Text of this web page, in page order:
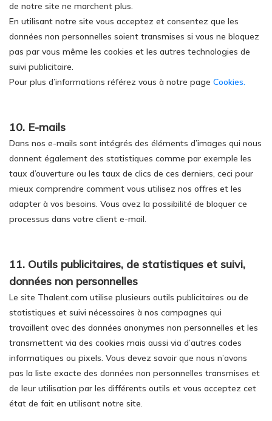
de notre site ne marchent plus.
En utilisant notre site vous acceptez et consentez que les
données non personnelles soient transmises si vous ne bloquez
pas par vous même les cookies et les autres technologies de
suivi publicitaire.
Pour plus d’informations référez vous à notre page Cookies.
10. E-mails
Dans nos e-mails sont intégrés des éléments d’images qui nous
donnent également des statistiques comme par exemple les
taux d’ouverture ou les taux de clics de ces derniers, ceci pour
mieux comprendre comment vous utilisez nos offres et les
adapter à vos besoins. Vous avez la possibilité de bloquer ce
processus dans votre client e-mail.
11. Outils publicitaires, de statistiques et suivi,
données non personnelles
Le site Thalent.com utilise plusieurs outils publicitaires ou de
statistiques et suivi nécessaires à nos campagnes qui
travaillent avec des données anonymes non personnelles et les
transmettent via des cookies mais aussi via d’autres codes
informatiques ou pixels. Vous devez savoir que nous n’avons
pas la liste exacte des données non personnelles transmises et
de leur utilisation par les différents outils et vous acceptez cet
état de fait en utilisant notre site.